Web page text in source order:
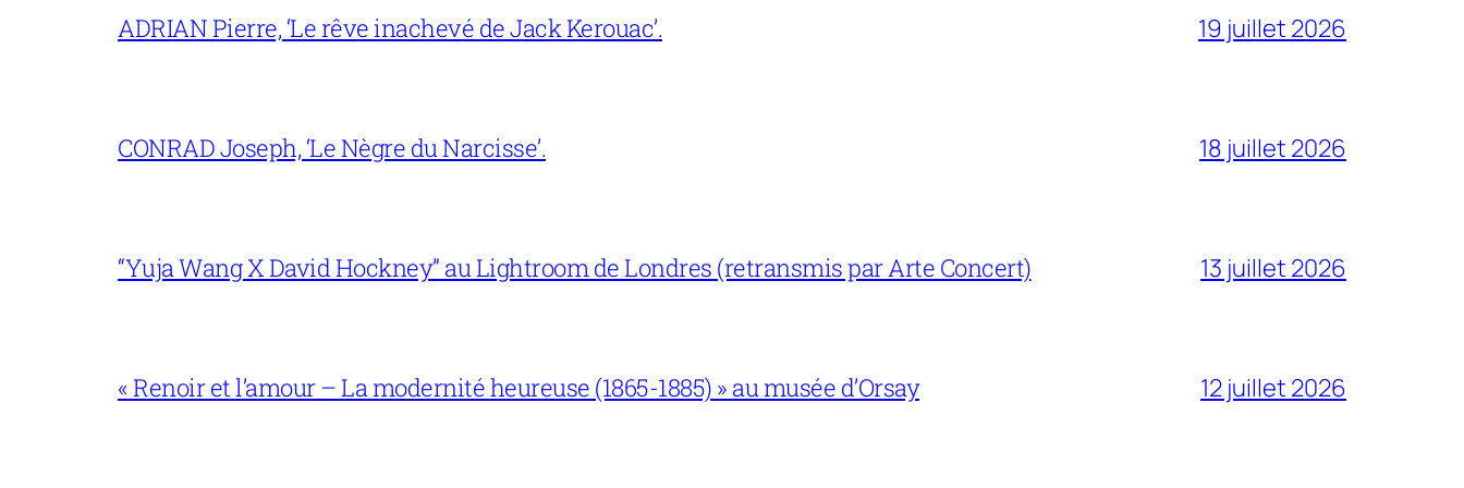
ADRIAN Pierre, ‘Le rêve inachevé de Jack Kerouac’. 19 juillet 2026
CONRAD Joseph, ‘Le Nègre du Narcisse’. 18 juillet 2026
“Yuja Wang X David Hockney” au Lightroom de Londres (retransmis par Arte Concert) 13 juillet 2026
« Renoir et l’amour – La modernité heureuse (1865-1885) » au musée d’Orsay 12 juillet 2026